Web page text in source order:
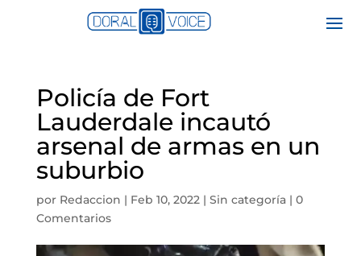
Policía de Fort
Lauderdale incautó
arsenal de armas en un
suburbio
por Redaccion | Feb 10, 2022| Sin categoría| 0
Comentarios